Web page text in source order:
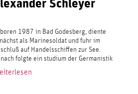
1987 in Bad Godesberg, diente
als Marinesoldat und fuhr im
auf Handelsschiffen zur See.
folgte ein studium der Germanistik
Geographie in Bonn und Wien. Er lebt
freier Autor und Flaneur in Wien. Er